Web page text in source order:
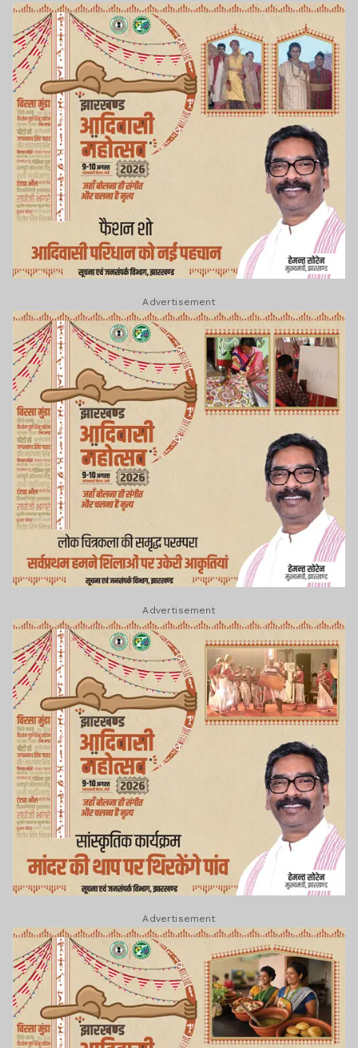
Advertisement
Advertisement
Advertisement